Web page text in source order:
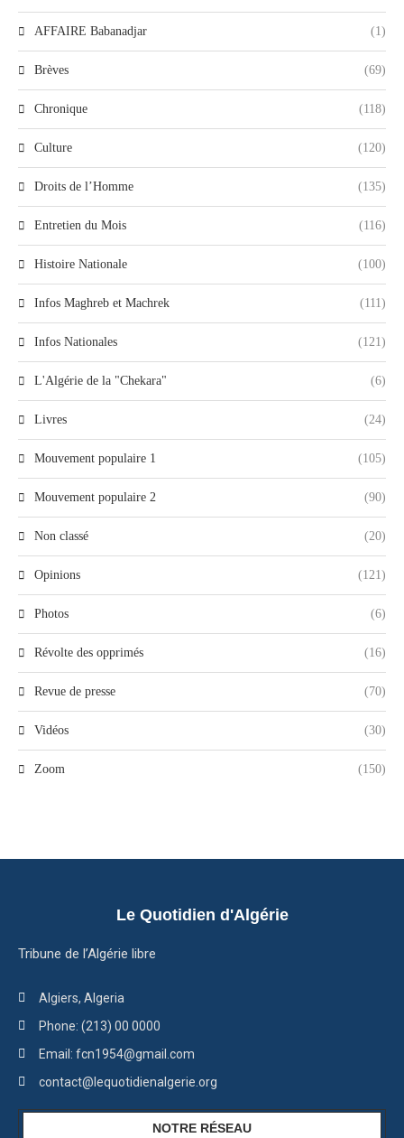
AFFAIRE Babanadjar (1)
Brèves (69)
Chronique (118)
Culture (120)
Droits de l’Homme (135)
Entretien du Mois (116)
Histoire Nationale (100)
Infos Maghreb et Machrek (111)
Infos Nationales (121)
L'Algérie de la "Chekara" (6)
Livres (24)
Mouvement populaire 1 (105)
Mouvement populaire 2 (90)
Non classé (20)
Opinions (121)
Photos (6)
Révolte des opprimés (16)
Revue de presse (70)
Vidéos (30)
Zoom (150)
Le Quotidien d'Algérie
Tribune de l’Algérie libre
Algiers, Algeria
Phone: (213) 00 0000
Email: fcn1954@gmail.com
contact@lequotidienalgerie.org
NOTRE RÉSEAU